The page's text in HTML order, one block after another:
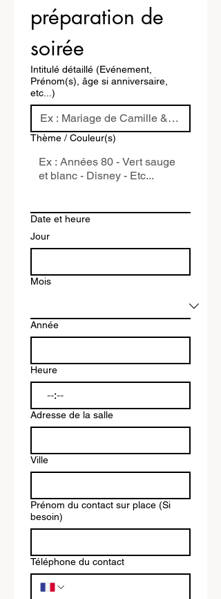
préparation de
soirée
Intitulé détaillé (Evénement,
Prénom(s), âge si anniversaire,
etc...)
Thème / Couleur(s)
Date et heure
Jour
Mois
Année
Heure
:
Adresse de la salle
Ville
Prénom du contact sur place (Si
besoin)
Téléphone du contact